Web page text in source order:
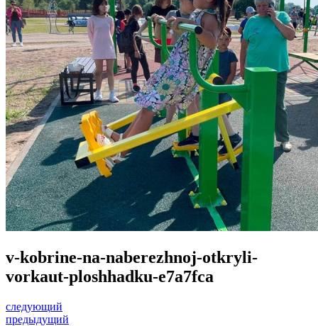
v-kobrine-na-naberezhnoj-otkryli-
vorkaut-ploshhadku-e7a7fca
следующий
предыдущий